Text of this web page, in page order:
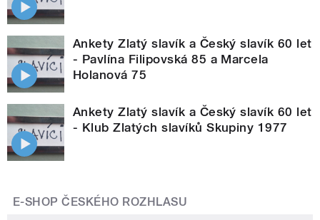
Ankety Zlatý slavík a Český slavík 60 let
- Pavlína Filipovská 85 a Marcela
Holanová 75
Ankety Zlatý slavík a Český slavík 60 let
- Klub Zlatých slavíků Skupiny 1977
E-SHOP ČESKÉHO ROZHLASU